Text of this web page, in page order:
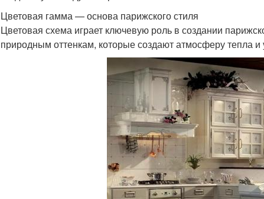
Цветовая гамма — основа парижского стиля
Цветовая схема играет ключевую роль в создании
природным оттенкам, которые создают атмосферу тепла и